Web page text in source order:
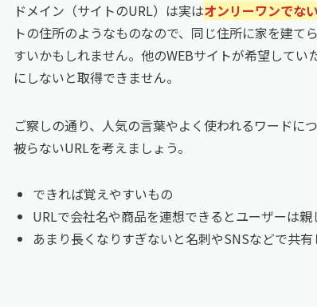
ドメイン（サイトのURL）は実はオンリーワンでな
トの住所のようなものなので、同じ住所に家を建
すいかもしれません。他のWEBサイトが希望して
にしないと取得できません。
ご察しの通り、人気の言葉やよく使われるワードに
被らないURLを考えましょう。
できれば覚えやすいもの
URLで会社名や商品を連想できるとユーザーは親
あまり長くなりすぎないと名刺やSNSなどで共有